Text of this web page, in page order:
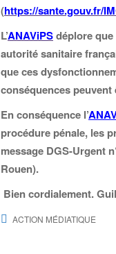
(https://sante.gouv.fr/
L’ANAViPSdéplore
autorité sanitaire
que ces
conséquences
En conséquence l’
procédure pénale, les
message DGS-Urgent
Rouen).
Bien cordialement.
ACTION MÉDIATIQUE